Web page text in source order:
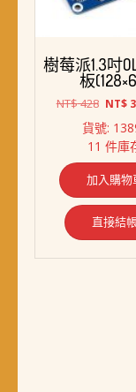
樹莓派1.3吋
板
NT$428 原
價
格：
NT$
NT$
貨號:
11 件庫
加入購物
直接結